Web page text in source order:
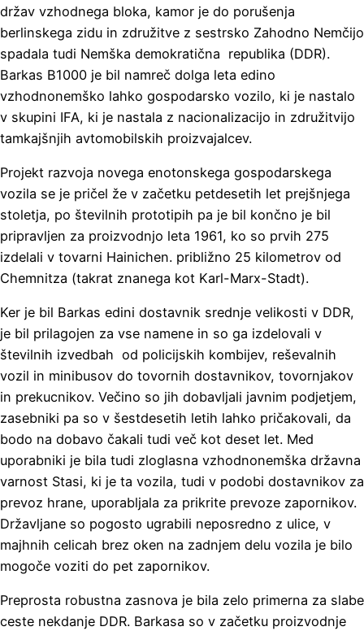
držav vzhodnega bloka, kamor je do porušenja
berlinskega zidu in združitve z sestrsko Zahodno Nemčijo
spadala tudi Nemška demokratična republika (DDR).
Barkas B1000 je bil namreč dolga leta edino
vzhodnonemško lahko gospodarsko vozilo, ki je nastalo
v skupini IFA, ki je nastala z nacionalizacijo in združitvijo
tamkajšnjih avtomobilskih proizvajalcev.
Projekt razvoja novega enotonskega gospodarskega
vozila se je pričel že v začetku petdesetih let prejšnjega
stoletja, po številnih prototipih pa je bil končno je bil
pripravljen za proizvodnjo leta 1961, ko so prvih 275
izdelali v tovarni Hainichen. približno 25 kilometrov od
Chemnitza (takrat znanega kot Karl-Marx-Stadt).
Ker je bil Barkas edini dostavnik srednje velikosti v DDR,
je bil prilagojen za vse namene in so ga izdelovali v
številnih izvedbah od policijskih kombijev, reševalnih
vozil in minibusov do tovornih dostavnikov, tovornjakov
in prekucnikov. Večino so jih dobavljali javnim podjetjem,
zasebniki pa so v šestdesetih letih lahko pričakovali, da
bodo na dobavo čakali tudi več kot deset let. Med
uporabniki je bila tudi zloglasna vzhodnonemška državna
varnost Stasi, ki je ta vozila, tudi v podobi dostavnikov za
prevoz hrane, uporabljala za prikrite prevoze zapornikov.
Državljane so pogosto ugrabili neposredno z ulice, v
majhnih celicah brez oken na zadnjem delu vozila je bilo
mogoče voziti do pet zapornikov.
Preprosta robustna zasnova je bila zelo primerna za slabe
ceste nekdanje DDR. Barkasa so v začetku proizvodnje